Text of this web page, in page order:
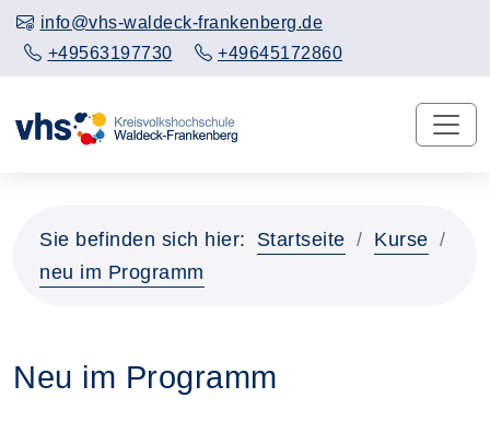
info@vhs-waldeck-frankenberg.de
+49563197730
+49645172860
Sie befinden sich hier: Startseite
Kurse
neu im Programm
Neu im Programm